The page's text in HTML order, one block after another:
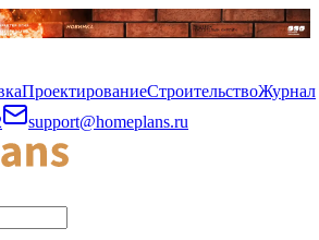
ПроектированиеСтроительствоЖурнал
support@homeplans.ru